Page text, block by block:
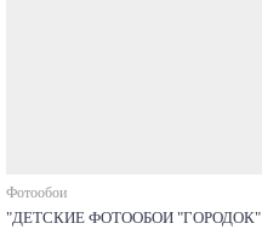
Фотообои
"ДЕТСКИЕ ФОТООБОИ "ГОРОДОК"